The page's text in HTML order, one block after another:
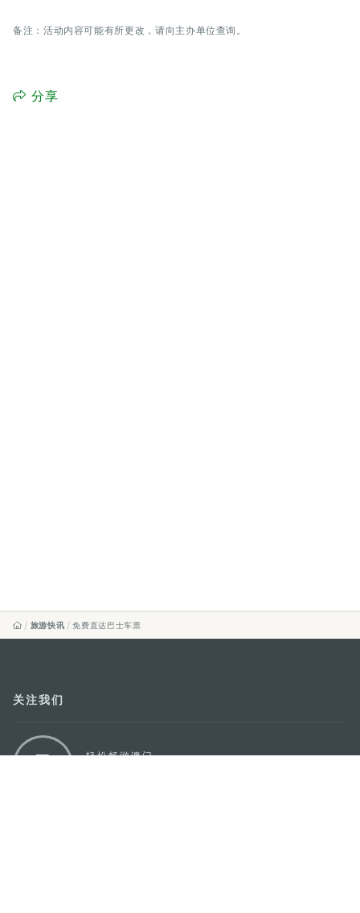
备注：活动内容可能有所更改，请向主办单位查询。
分享
旅游快讯 免费直达巴士车票
关注我们
轻松畅游澳门